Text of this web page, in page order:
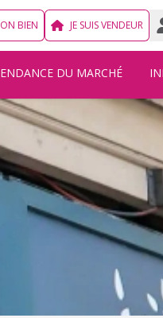
BIEN JE SUIS VENDEUR
DU MARCHÉ